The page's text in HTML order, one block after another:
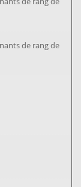
de rang de